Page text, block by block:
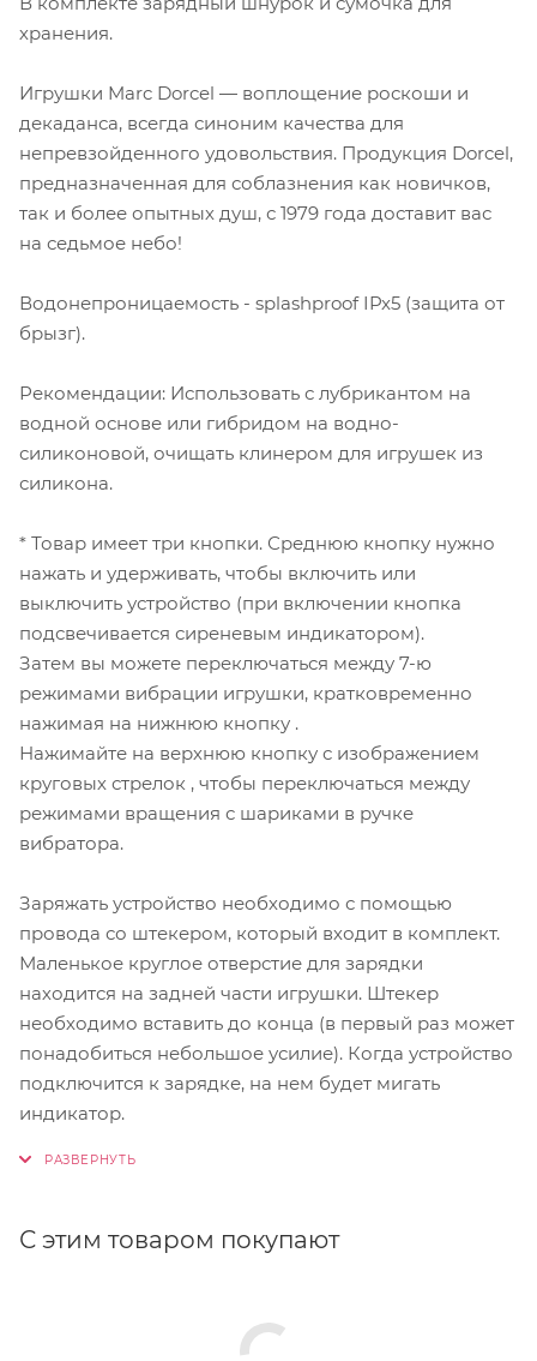
хранения.
Игрушки Marc Dorcel — воплощение роскоши и
декаданса, всегда синоним качества для
непревзойденного удовольствия. Продукция Dorcel,
предназначенная для соблазнения как новичков,
так и более опытных душ, с 1979 года доставит вас
на седьмое небо!
Водонепроницаемость - splashproof IPx5 (защита от
брызг).
Рекомендации: Использовать с лубрикантом на
водной основе или гибридом на водно-
силиконовой, очищать клинером для игрушек из
силикона.
* Товар имеет три кнопки. Среднюю кнопку нужно
нажать и удерживать, чтобы включить или
выключить устройство (при включении кнопка
подсвечивается сиреневым индикатором).
Затем вы можете переключаться между 7-ю
режимами вибрации игрушки, кратковременно
нажимая на нижнюю кнопку .
Нажимайте на верхнюю кнопку с изображением
круговых стрелок , чтобы переключаться между
режимами вращения с шариками в ручке
вибратора.
Заряжать устройство необходимо с помощью
провода со штекером, который входит в комплект.
Маленькое круглое отверстие для зарядки
находится на задней части игрушки. Штекер
необходимо вставить до конца (в первый раз может
понадобиться небольшое усилие). Когда устройство
подключится к зарядке, на нем будет мигать
индикатор.
С этим товаром покупают